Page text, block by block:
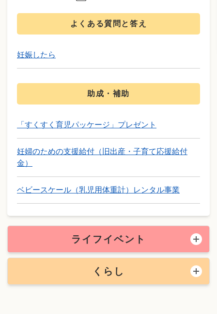
よくある質問と答え
妊娠したら
助成・補助
「すくすく育児パッケージ」プレゼント
妊婦のための支援給付（旧出産・子育て応援給付
金）
ベビースケール（乳児用体重計）レンタル事業
ライフイベント
くらし